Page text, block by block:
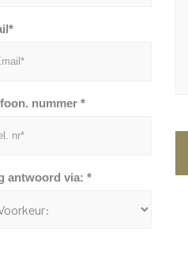
nummer *
antwoord via: *